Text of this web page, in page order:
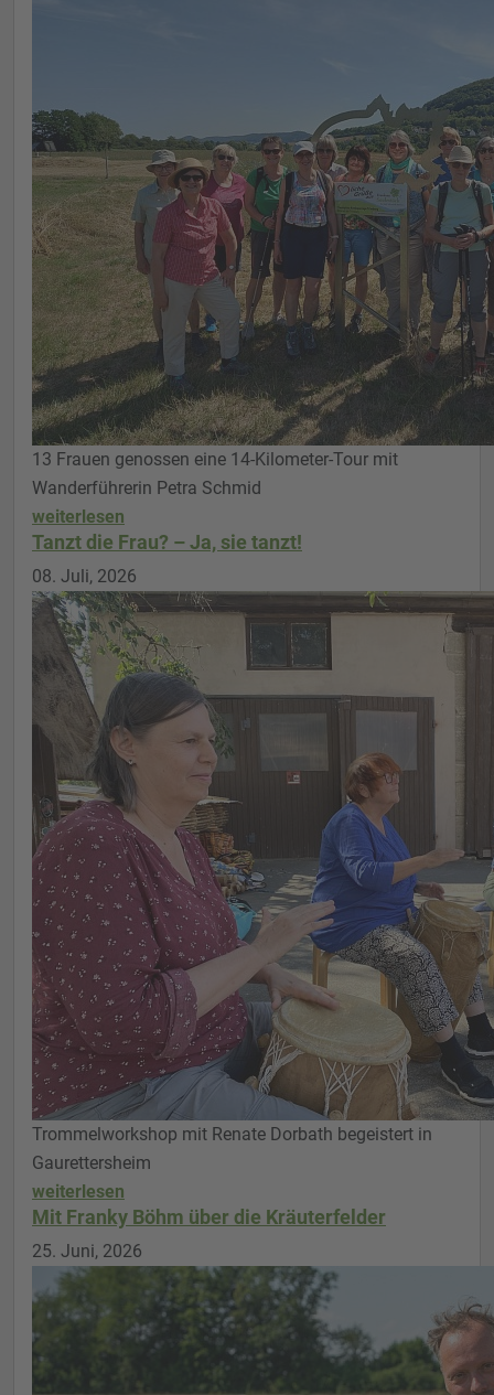
13 Frauen genossen eine 14-Kilometer-Tour mit
Wanderführerin Petra Schmid
weiterlesen
Tanzt die Frau? – Ja, sie tanzt!
08. Juli, 2026
Trommelworkshop mit Renate Dorbath begeistert in
Gaurettersheim
weiterlesen
Mit Franky Böhm über die Kräuterfelder
25. Juni, 2026